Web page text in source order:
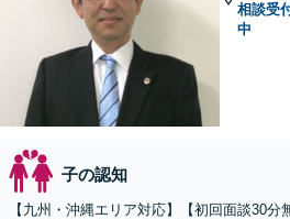
相談受
中
子の認知
【九州・沖縄エリア対応】【初回面談30